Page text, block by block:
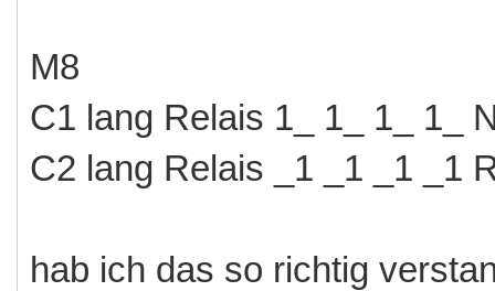
M8
C1 lang Relais 1_ 1_ 1_ 1_
C2 lang Relais _1 _1 _1 _1
hab ich das so richtig